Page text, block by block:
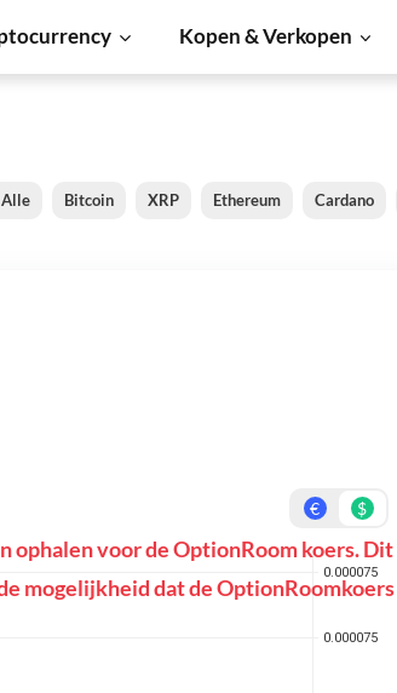
Kopen & Verkopen
Alle Bitcoin XRP Ethereum Cardano
€ $
ophalen voor de OptionRoom koers. Dit
mogelijkheid dat de OptionRoomkoers